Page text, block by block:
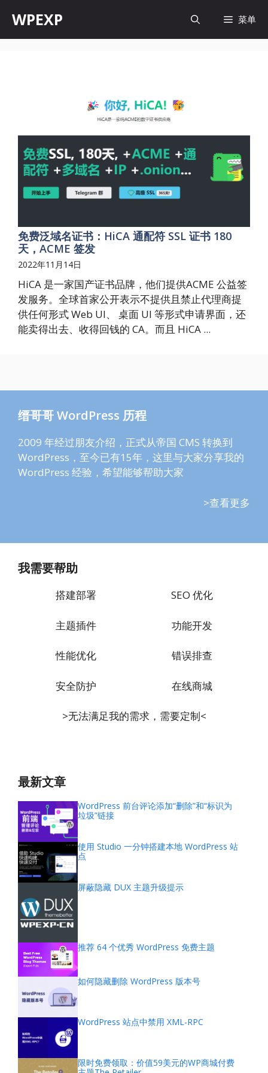
内
WPEXP 菜单
免费泛域名证书：HiCA 通配符 SSL 证书 180
天，ACME 签发
2022年11月14日
HiCA 是一家国产证书品牌，他们提供ACME 公益签
发服务。全球首家公开表示不提供且禁止代理商提
供任何形式 Web UI、 桌面 UI 等形式申请界面，还
能卖得出去、收得回钱的 CA。而且 HiCA ...
缙哥哥 WordPress 历程
2009 年经过朋友介绍，正式从帝国 CMS 转换到
WordPress，至今已有15年，这里与大家分享我的
WordPress 经验，希望能够帮助大家
>查看更多
我需要帮助
搭建部署
主题插件
性能优化
安全防护
SEO 优化
功能开发
错误排查
在线商城
>无法满足我的需求，需要定制<
最新文章
WordPress 前台评论添加“删除”和“标识为
垃圾”链接
使用 Studio 一分钟搭建本地 WordPress 站
点
屏蔽隐藏 DUX 主题升级提示
推荐 64 个优秀 WordPress 免费主题
如何隐藏删除 WordPress 版本号
WordPress 站点中禁用 XML-RPC
限时免费领取：价值59美元的WP商城付费